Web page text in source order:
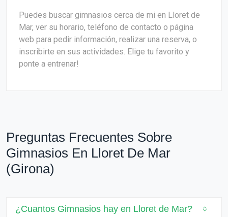
Puedes buscar gimnasios cerca de mi en Lloret de
Mar, ver su horario, teléfono de contacto o página
web para pedir información, realizar una reserva, o
inscribirte en sus actividades. Elige tu favorito y
ponte a entrenar!
Preguntas Frecuentes Sobre
Gimnasios En Lloret De Mar
(Girona)
¿Cuantos Gimnasios hay en Lloret de Mar?